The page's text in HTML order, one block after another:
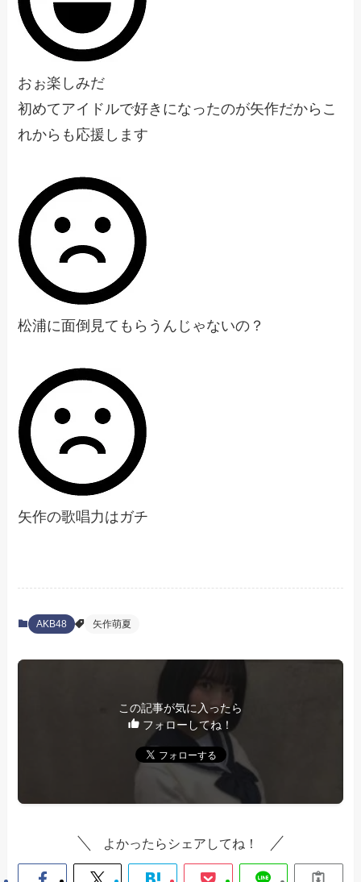
おぉ楽しみだ
初めてアイドルで好きになったのが矢作だからこ
れからも応援します
松浦に面倒見てもらうんじゃないの？
矢作の歌唱力はガチ
AKB48 矢作萌夏
この記事が気に入ったら
フォローしてね！
よかったらシェアしてね！